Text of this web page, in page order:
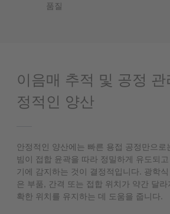
품질
이음매 추적 및 공정
정적인 양산
안정적인 양산에는 빠른 용접 공정만으로
빔이 접합 윤곽을 따라 정밀하게 유도되
기에 감지하는 것이 결정적입니다. 광학
은 부품, 간격 또는 접합 위치가 약간 달
확한 위치를 유지하는 데 도움을 줍니다.